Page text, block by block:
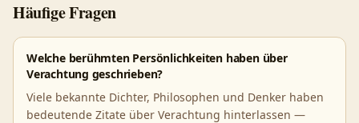
Häufige Fragen
Welche berühmten Persönlichkeiten haben über
Verachtung geschrieben?
Viele bekannte Dichter, Philosophen und Denker haben
bedeutende Zitate über Verachtung hinterlassen —